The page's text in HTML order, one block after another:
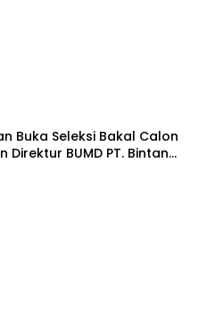
Buka Seleksi Bakal Calon
Direktur BUMD PT. Bintan